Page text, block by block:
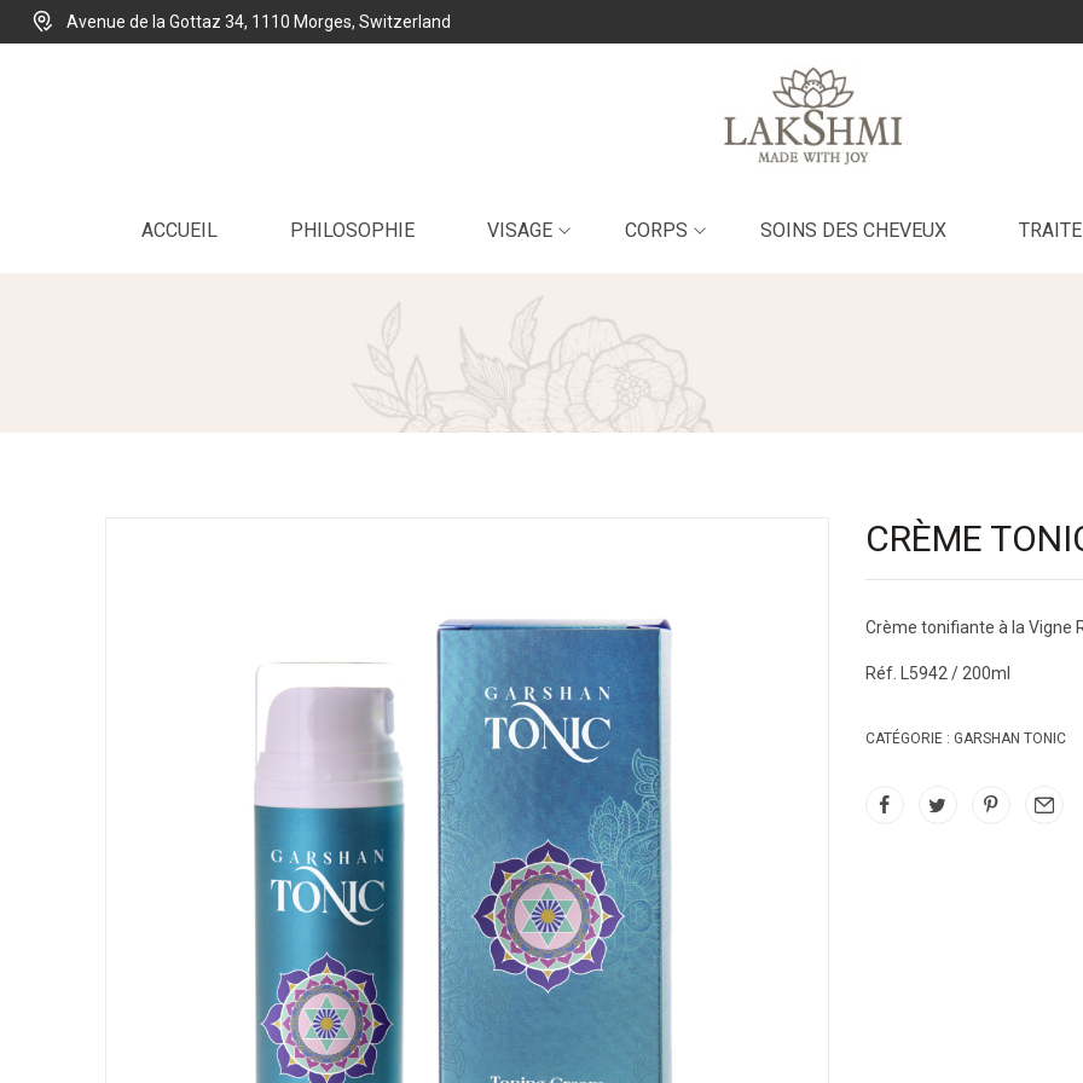
Avenue de la Gottaz 34, 1110 Morges, Switzerland
ACCUEIL PHILOSOPHIE VISAGE CORPS SOINS DES CHEVEUX
CRÈME
Crème tonifiante à la Vigne
Réf. L5942 / 200ml
CATÉGORIE : GARSHAN TONIC